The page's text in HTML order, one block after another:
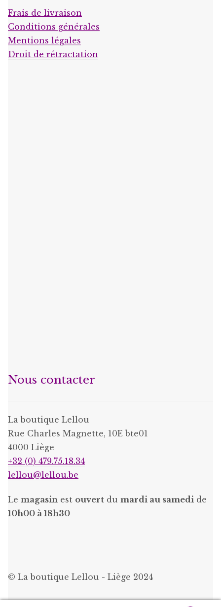
Frais de livraison
Conditions générales
Mentions légales
Droit de rétractation
Nous contacter
La boutique Lellou
Rue Charles Magnette, 10E bte01
4000 Liège
+32 (0) 479.75.18.34
lellou@lellou.be
Le magasin est ouvert du mardi au samedi de
10h00 à 18h30
© La boutique Lellou - Liège 2024